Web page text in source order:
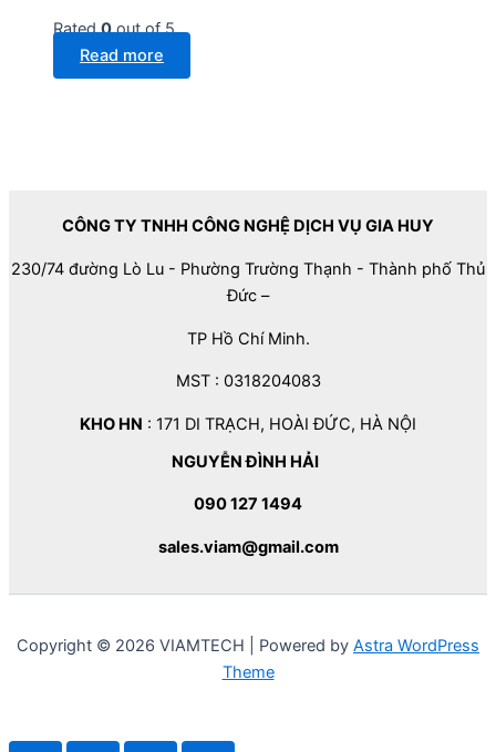
Rated0out of 5
Read more
CÔNG TY TNHH CÔNG NGHỆ DỊCH VỤ GIA HUY
230/74 đường Lò Lu - Phường Trường Thạnh - Thành phố Thủ
Đức –
TP Hồ Chí Minh.
MST : 0318204083
KHO HN : 171 DI TRẠCH, HOÀI ĐỨC, HÀ NỘI
NGUYỄN ĐÌNH HẢI
090 127 1494
sales.viam@gmail.com
Copyright © 2026 VIAMTECH | Powered by Astra WordPress
Theme